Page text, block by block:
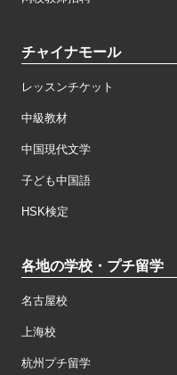
チャイナモール
レッスンチケット
中級教材
中国現代文学
子ども中国語
HSK検定
各地の学校・プチ留学
名古屋校
上海校
杭州プチ留学